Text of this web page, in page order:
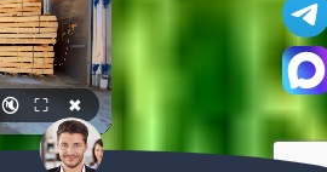
🔇 ⛶ ✖